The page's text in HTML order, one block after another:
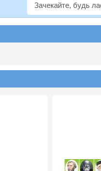
Зачекайте, будь